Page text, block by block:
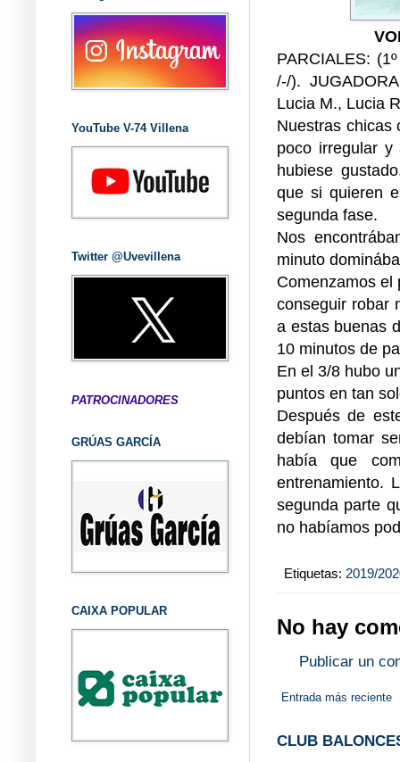
PARCIALES:
/-/).
Lucia M., Lucia
Nuestras chicas
poco irregular y
hubiese
que si quieren
segunda fase.
Nos
minuto
Comenzamos el
conseguir robar
a estas buenas
10 minutos de
En el 3/8 hubo
puntos en tan
Después de
debían tomar
había que
entrenamiento.
segunda parte
no habíamos
Etiquetas: 2019/
No hay
Publicar un
Entrada más reciente
CLUB
YouTube V-74 Villena
Twitter @Uvevillena
PATROCINADORES
GRÚAS GARCÍA
CAIXA POPULAR